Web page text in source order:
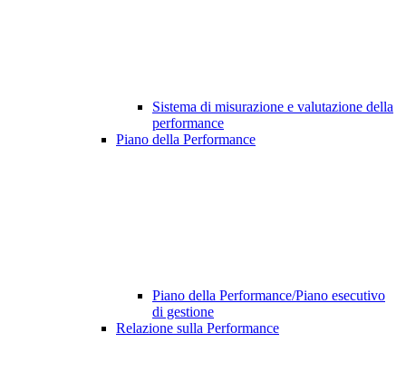
Sistema di misurazione e valutazione della
performance
Piano della Performance
Piano della Performance/Piano esecutivo
di gestione
Relazione sulla Performance